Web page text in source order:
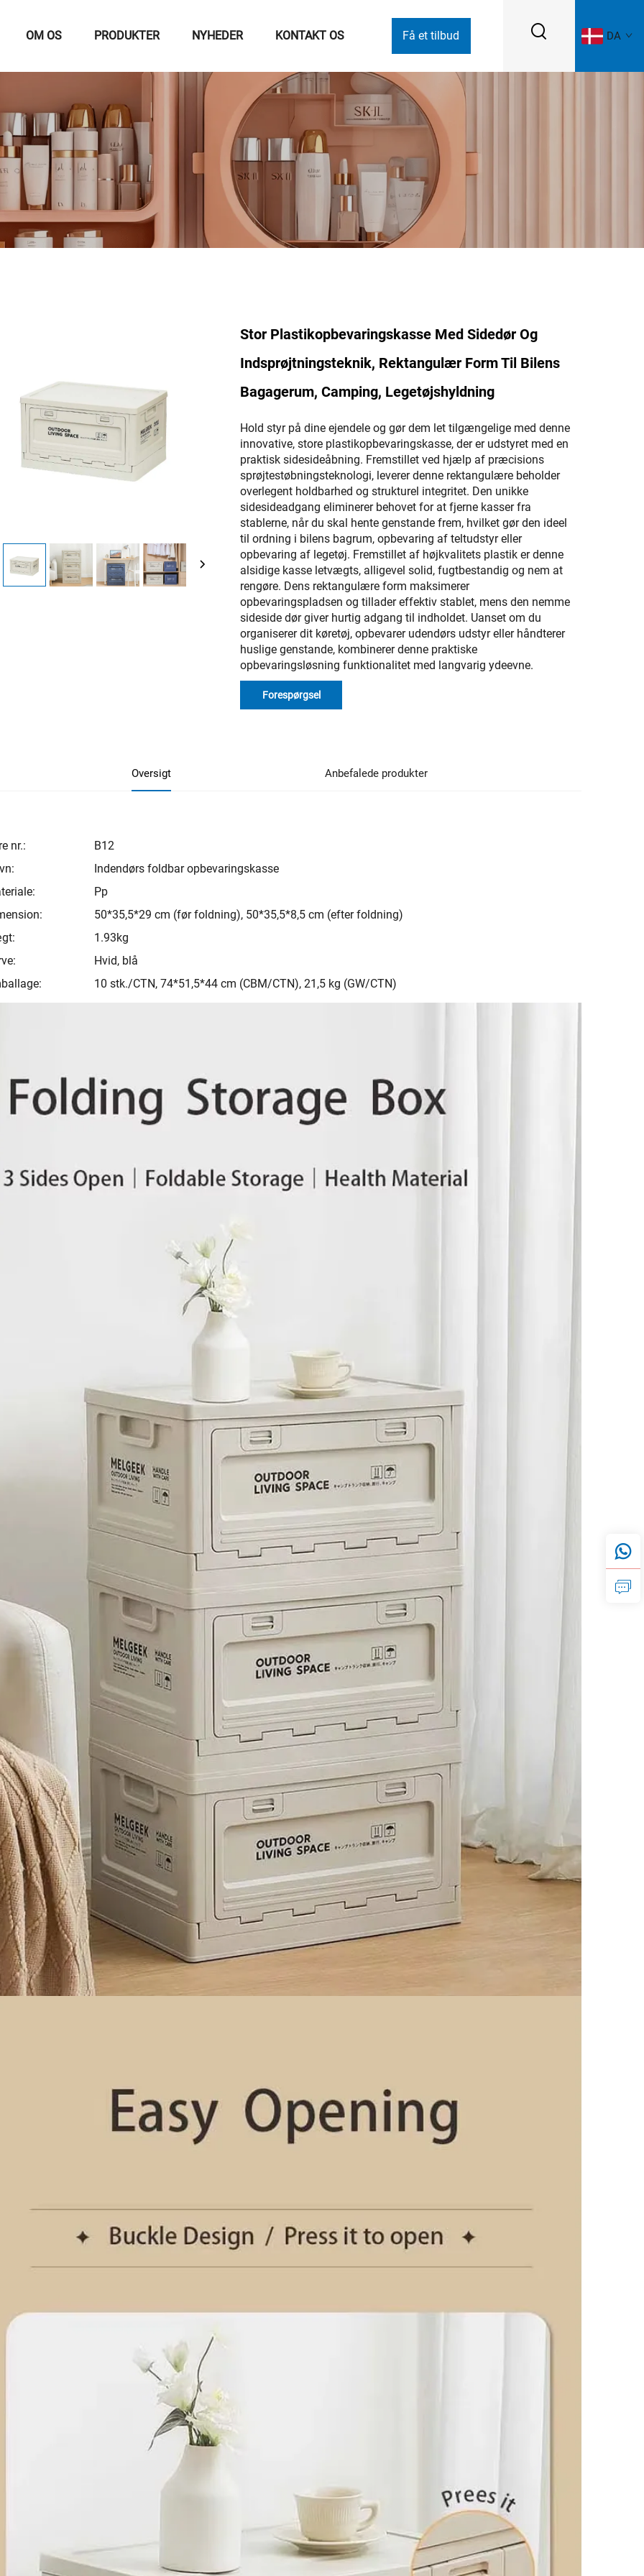
OM OS PRODUKTER NYHEDER KONTAKT OS Få et tilbud DA
Stor Plastikopbevaringskasse Med Sidedør Og
Indsprøjtningsteknik, Rektangulær Form Til Bilens
Bagagerum, Camping, Legetøjshyldning
Hold styr på dine ejendele og gør dem let tilgængelige med denne
innovative, store plastikopbevaringskasse, der er udstyret med en
praktisk sidesideåbning. Fremstillet ved hjælp af præcisions
sprøjtestøbningsteknologi, leverer denne rektangulære beholder
overlegent holdbarhed og strukturel integritet. Den unikke
sidesideadgang eliminerer behovet for at fjerne kasser fra
stablerne, når du skal hente genstande frem, hvilket gør den ideel
til ordning i bilens bagrum, opbevaring af teltudstyr eller
opbevaring af legetøj. Fremstillet af højkvalitets plastik er denne
alsidige kasse letvægts, alligevel solid, fugtbestandig og nem at
rengøre. Dens rektangulære form maksimerer
opbevaringspladsen og tillader effektiv stablet, mens den nemme
sideside dør giver hurtig adgang til indholdet. Uanset om du
organiserer dit køretøj, opbevarer udendørs udstyr eller håndterer
huslige genstande, kombinerer denne praktiske
opbevaringsløsning funktionalitet med langvarig ydeevne.
Forespørgsel
Oversigt Anbefalede produkter
nr.:
B12
Indendørs foldbar opbevaringskasse
Pp
50*35,5*29 cm (før foldning), 50*35,5*8,5 cm (efter foldning)
1.93kg
Hvid, blå
10 stk./CTN, 74*51,5*44 cm (CBM/CTN), 21,5 kg (GW/CTN)